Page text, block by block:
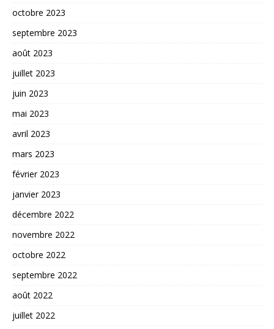
octobre 2023
septembre 2023
août 2023
juillet 2023
juin 2023
mai 2023
avril 2023
mars 2023
février 2023
janvier 2023
décembre 2022
novembre 2022
octobre 2022
septembre 2022
août 2022
juillet 2022